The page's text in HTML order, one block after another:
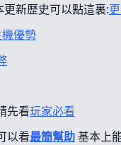
新歴史可以點這裏:
優勢
先看玩家必看
以看最簡幫助基本上